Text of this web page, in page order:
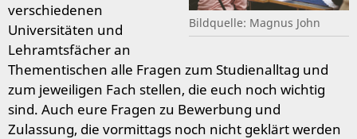
Bildquelle: Magnus John
verschiedenen
Universitäten und
Lehramtsfächer an
Thementischen alle Fragen zum Studienalltag und
zum jeweiligen Fach stellen, die euch noch wichtig
sind. Auch eure Fragen zu Bewerbung und
Zulassung, die vormittags noch nicht geklärt werden